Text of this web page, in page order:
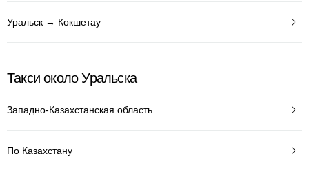
Уральск → Кокшетау
Такси около Уральска
Западно-Казахстанская область
По Казахстану